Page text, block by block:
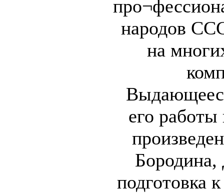
народов
на
его
подготовка